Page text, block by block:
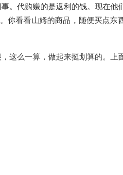
。代购赚的是返利的钱。现在他
你看看山姆的商品，随便买点东
这么一算，做起来挺划算的。上